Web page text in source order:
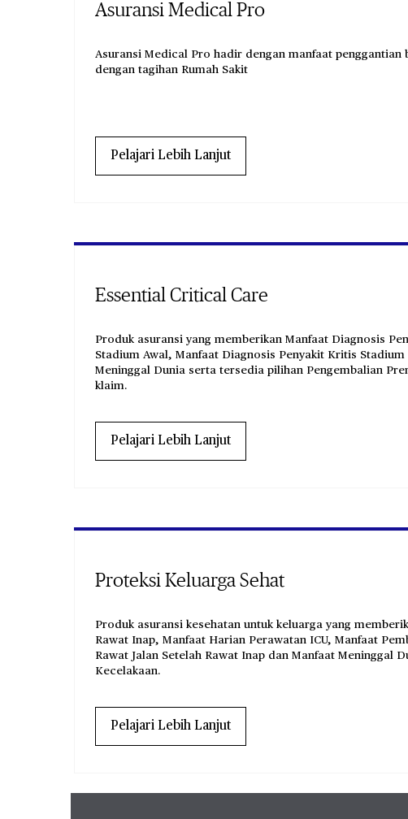
Asuransi Medical Pro
Asuransi Medical Pro hadir dengan manfaat penggantian
dengan tagihan Rumah Sakit
Pelajari Lebih Lanjut
Essential Critical Care
Produk asuransi yang memberikan Manfaat Diagnosis
Stadium Awal, Manfaat Diagnosis Penyakit Kritis
Meninggal Dunia serta tersedia pilihan Pengembalian
klaim.
Pelajari Lebih Lanjut
Proteksi Keluarga Sehat
Produk asuransi kesehatan untuk keluarga yang
Rawat Inap, Manfaat Harian Perawatan ICU, Manfaat
Rawat Jalan Setelah Rawat Inap dan Manfaat Meninggal
Kecelakaan.
Pelajari Lebih Lanjut